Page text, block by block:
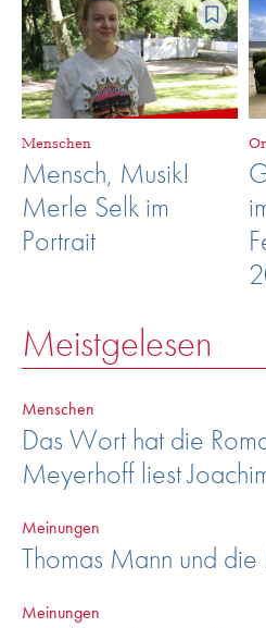
Menschen
Mensch, Musik!
Merle Selk im
Portrait
Meistgelesen
Menschen
Das Wort hat die
Meyerhoff liest
Meinungen
Thomas Mann und
Meinungen